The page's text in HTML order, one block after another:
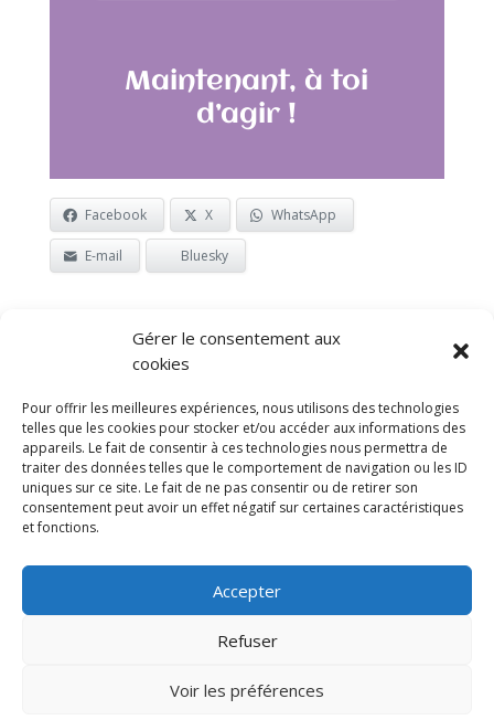
Gérer le consentement aux
cookies
Pour offrir les meilleures expériences, nous utilisons des technologies
telles que les cookies pour stocker et/ou accéder aux informations des
appareils. Le fait de consentir à ces technologies nous permettra de
traiter des données telles que le comportement de navigation ou les ID
uniques sur ce site. Le fait de ne pas consentir ou de retirer son
consentement peut avoir un effet négatif sur certaines caractéristiques
et fonctions.
Accepter
Refuser
Voir les préférences
Maintenant, à toi
d’agir !
Facebook X WhatsApp
E-mail Bluesky
© 2026 Frédéric Meuwly